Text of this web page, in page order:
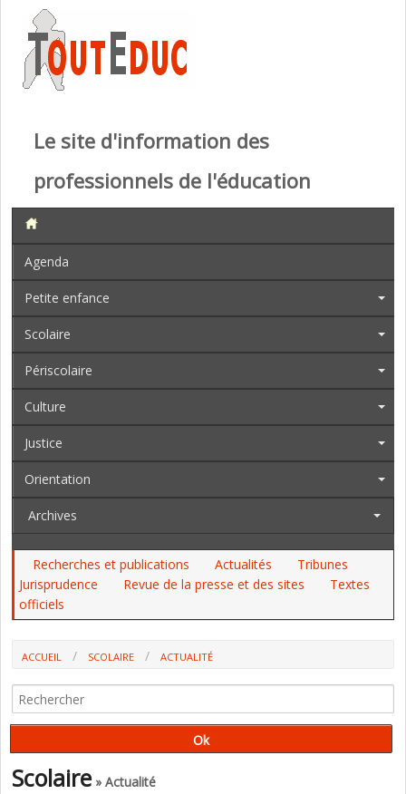
Le site d'information des
professionnels de l'éducation
Agenda
Petite enfance
Scolaire
Périscolaire
Culture
Justice
Orientation
Archives
Recherches et publications Actualités
Tribunes
Jurisprudence
Revue de la presse et des sites
Textes
officiels
ACCUEIL SCOLAIRE ACTUALITÉ
Scolaire» Actualité